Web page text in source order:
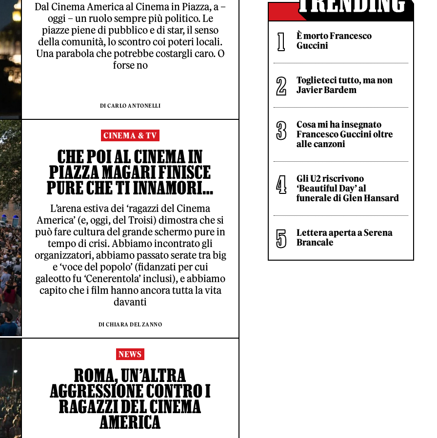
Dal Cinema America al Cinema in Piazza, a –
oggi – un ruolo sempre più politico. Le
piazze piene di pubblico e di star, il senso
della comunità, lo scontro coi poteri locali.
Una parabola che potrebbe costargli caro. O
forse no
DI CARLO ANTONELLI
CINEMA & TV
CHE POI AL CINEMA IN
PIAZZA MAGARI FINISCE
PURE CHE TI INNAMORI…
L’arena estiva dei ‘ragazzi del Cinema
America’ (e, oggi, del Troisi) dimostra che si
può fare cultura del grande schermo pure in
tempo di crisi. Abbiamo incontrato gli
organizzatori, abbiamo passato serate tra big
e ‘voce del popolo’ (fidanzati per cui
galeotto fu ‘Cenerentola’ inclusi), e abbiamo
capito che i film hanno ancora tutta la vita
davanti
DI CHIARA DEL ZANNO
NEWS
ROMA, UN’ALTRA
AGGRESSIONE CONTRO I
RAGAZZI DEL CINEMA
AMERICA
È morto Francesco
Guccini
Toglieteci tutto, ma non
Javier Bardem
Cosa mi ha insegnato
Francesco Guccini oltre
alle canzoni
Gli U2 riscrivono
‘Beautiful Day’ al
funerale di Glen Hansard
Lettera aperta a Serena
Brancale